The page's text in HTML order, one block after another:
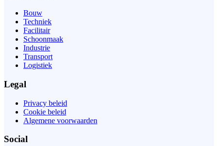
Bouw
Techniek
Facilitair
Schoonmaak
Industrie
Transport
Logistiek
Legal
Privacy beleid
Cookie beleid
Algemene voorwaarden
Social